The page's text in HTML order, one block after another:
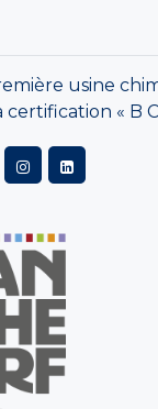
usine
« B